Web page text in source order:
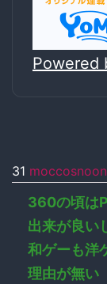
Powered
31 moccosnoon
360の頃は
出来が良い
和ゲーも洋
理由が無い